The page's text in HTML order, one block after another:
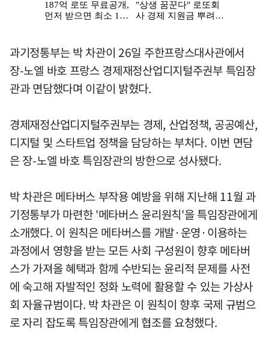
과기정통부는 박 차관이 26일 주한프랑스대사관에서
장-노엘 바호 프랑스 경제재정산업디지털주권부 특임장
관과 면담했다며 이같이 밝혔다.
경제재정산업디지털주권부는 경제, 산업정책, 공공예산,
디지털 및 스타트업 정책을 담당하는 부처다. 이번 면담
은 장-노엘 바호 특임장관의 방한으로 성사됐다.
박 차관은 메타버스 부작용 예방을 위해 지난해 11월 과
기정통부가 마련한 '메타버스 윤리원칙'을 특임장관에게
소개했다. 이 원칙은 메타버스를 개발·운영·이용하는
과정에서 영향을 받는 모든 사회 구성원이 향후 메타버
스가 가져올 혜택과 함께 수반되는 윤리적 문제를 사전
에 숙고해 자발적인 정화 노력에 활용할 수 있는 가상사
회 자율규범이다. 박 차관은 이 원칙이 향후 국제 규범으
로 자리 잡도록 특임장관에게 협조를 요청했다.